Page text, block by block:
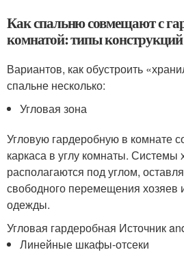
Как спальню совмещают с
комнатой: типы конструкций
Вариантов, как обустроить
спальне несколько:
Угловая зона
Угловую гардеробную в комнате
каркаса в углу комнаты. Системы
располагаются под углом,
свободного перемещения хозяев
одежды.
Угловая гардеробная Источник
Линейные шкафы-отсеки